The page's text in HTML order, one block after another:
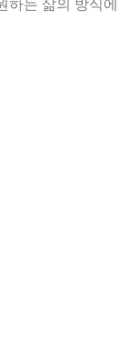
하는 삶의 방식에